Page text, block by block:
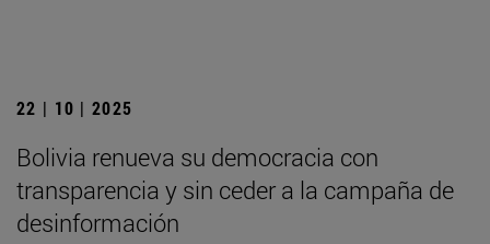
22 | 10 | 2025
Bolivia renueva su democracia con
transparencia y sin ceder a la campaña de
desinformación